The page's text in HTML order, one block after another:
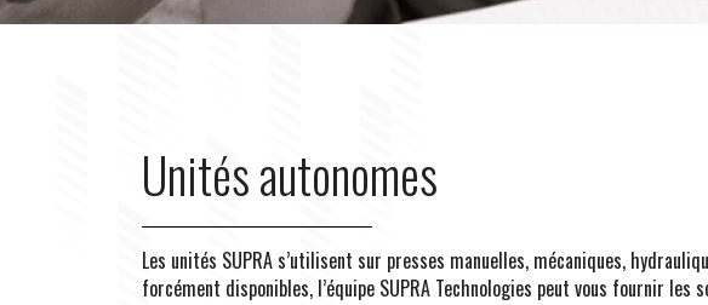
Unités autonomes
Les unités SUPRA s’utilisent sur presses manuelles, mécaniques,
forcément disponibles, l’équipe SUPRA Technologies peut vous fournir les